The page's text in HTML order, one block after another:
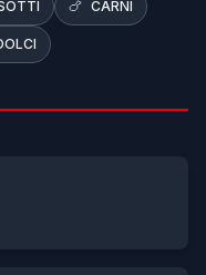
🍗 CARNI